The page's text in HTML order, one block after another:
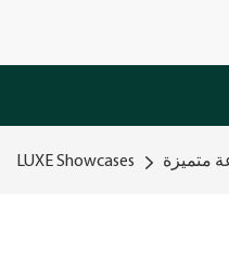
LUXE Showcases